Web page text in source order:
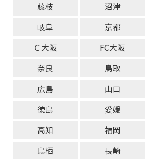
藤枝
沼津
岐阜
京都
Ｃ大阪
FC大阪
奈良
鳥取
広島
山口
徳島
愛媛
高知
福岡
鳥栖
長崎